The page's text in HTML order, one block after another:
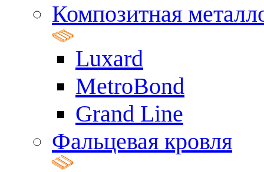
Композитная
Luxard
MetroBond
Grand Line
Фальцевая кровля